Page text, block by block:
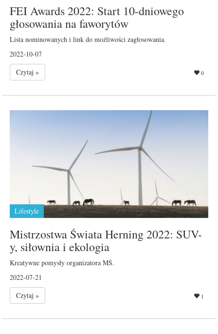
FEI Awards 2022: Start 10-dniowego
głosowania na faworytów
Lista nominowanych i link do możliwości zagłosowania.
2022-10-07
Czytaj »
0
Lifestyle
Mistrzostwa Świata Herning 2022: SUV-
y, siłownia i ekologia
Kreatywne pomysły organizatora MŚ.
2022-07-21
Czytaj »
1